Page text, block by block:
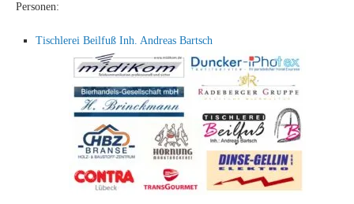
Personen:
Tischlerei Beilfuß Inh. Andreas Bartsch